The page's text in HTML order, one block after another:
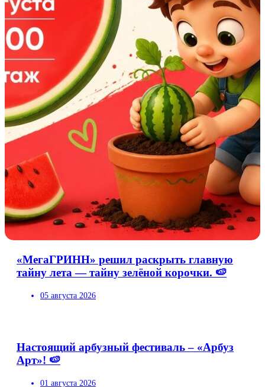
«МегаГРИНН» решил раскрыть главную
тайну лета — тайну зелёной корочки. 🍉
05 августа 2026
Настоящий арбузный фестиваль – «Арбуз
Арт»! 🍉
01 августа 2026